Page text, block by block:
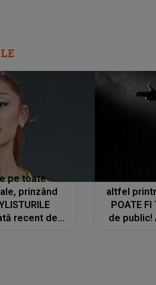
pe toate
prinzând
recent de
altfel
POATE FI
de public!